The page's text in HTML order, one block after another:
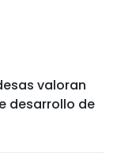
valoran
desarrollo de